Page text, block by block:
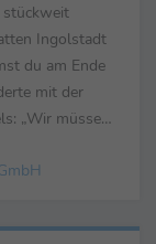
stückweit
Ingolstadt
du am Ende
mit der
„Wir müssen